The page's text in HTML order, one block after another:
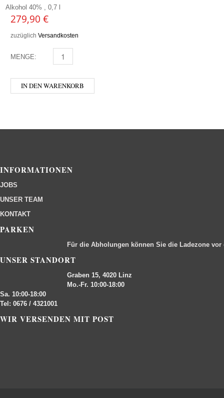
Alkohol 40% , 0,7 l
279,90 €
zuzüglich Versandkosten
MENGE: JOHNNIE WALKER - BLUE LABEL MENGE
IN DEN WARENKORB
INFORMATIONEN
JOBS
UNSER TEAM
KONTAKT
PARKEN
Für die Abholungen können Sie die Ladezone
UNSER STANDORT
Graben 15, 4020 Linz
Mo.-Fr. 10:00-18:00
Sa. 10:00-18:00
Tel: 0676 / 4321001
WIR VERSENDEN MIT POST